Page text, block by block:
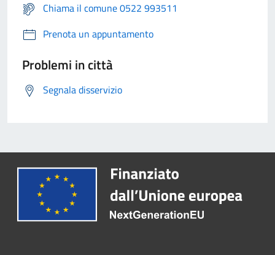
Chiama il comune 0522 993511
Prenota un appuntamento
Problemi in città
Segnala disservizio